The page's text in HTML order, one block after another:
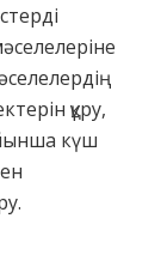
құру,
күш